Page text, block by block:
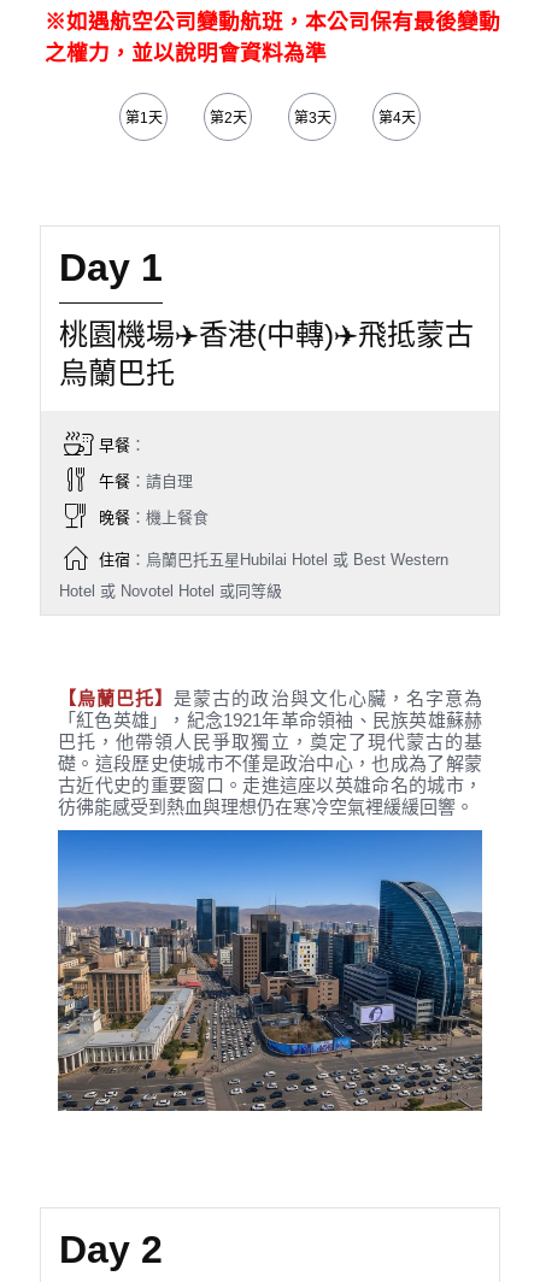
※如遇航空公司變動航班，本公司保有最後變動
之權力，並以說明會資料為準
第1天 第2天 第3天 第4天
Day 1
桃園機場✈️香港(中轉)✈️飛抵蒙古
烏蘭巴托
早餐：
午餐：請自理
晚餐：機上餐食
住宿：烏蘭巴托五星Hubilai Hotel 或 Best Western
Hotel 或 Novotel Hotel 或同等級
【烏蘭巴托】 是蒙古的政治與文化心臟，名字意為
「紅色英雄」，紀念1921年革命領袖、民族英雄蘇赫
巴托，他帶領人民爭取獨立，奠定了現代蒙古的基
礎。這段歷史使城市不僅是政治中心，也成為了解蒙
古近代史的重要窗口。走進這座以英雄命名的城市，
彷彿能感受到熱血與理想仍在寒冷空氣裡緩緩回響。
Day 2